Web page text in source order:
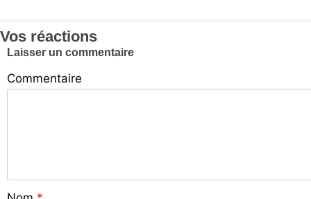
Vos réactions
Laisser un commentaire
Commentaire